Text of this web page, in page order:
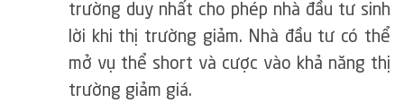
trường duy nhất cho phép nhà đầu tư sinh
lời khi thị trường giảm. Nhà đầu tư có thể
mở vụ thể short và cược vào khả năng thị
trường giảm giá.